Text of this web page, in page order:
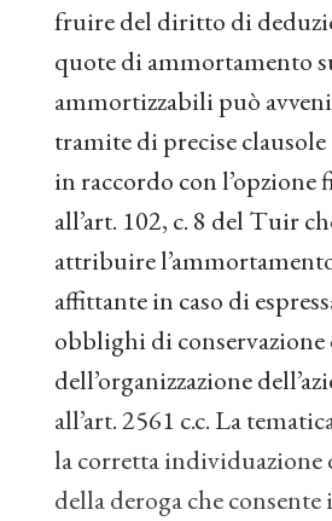
fruire del diritto di
quote di ammortamento
ammortizzabili può
tramite di precise
in raccordo con l’opzione
all’art. 102, c. 8 del Tuir
attribuire
affittante in caso di
obblighi di conservazione
dell’organizzazione
all’art. 2561 c.c. La
la corretta individuazione
della deroga che consente